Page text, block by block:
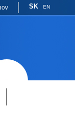
SK EN